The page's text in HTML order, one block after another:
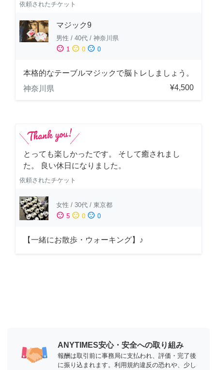
依頼されたチケット
マジック9
男性 / 40代 / 神奈川県
sentiment_satisfied 1 sentiment_neutral 0 sentiment_dissatisfied 0
本格的なテーブルマジックで脳トレしましょう。
神奈川県
¥4,500
とっても楽しかったです。 そして癒されまし
た。 良い休日になりました。
依頼されたチケット
女性 / 30代 / 東京都
sentiment_satisfied 5 sentiment_neutral 0 sentiment_dissatisfied 0
【一緒にお散歩・ウォーキング】♪
ANYTIMES安心・安全への取り組み
報酬は取引前に事務局に支払われ、評価・完了後
に振り込まれます。利用規約違反の恐れや、少し